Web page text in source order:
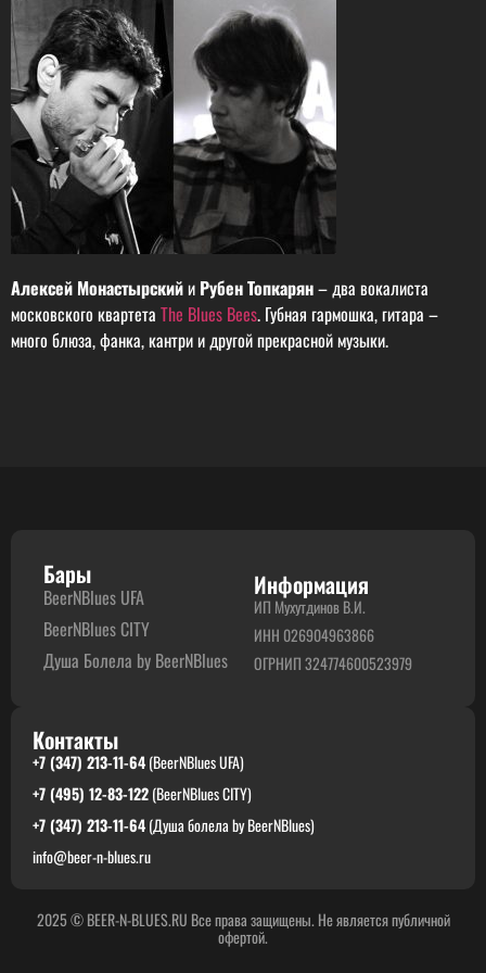
Алексей Монастырскийи Рубен Топкарян– два вокалиста
московского квартета The Blues Bees. Губная гармошка, гитара –
много блюза, фанка, кантри и другой прекрасной музыки.
Бары
BeerNBlues UFA
BeerNBlues CITY
Душа Болела by BeerNBlues
Информация
ИП Мухутдинов В.И.
ИНН 026904963866
ОГРНИП 324774600523979
Контакты
+7 (347) 213-11-64(BeerNBlues UFA)
+7 (495) 12-83-122(BeerNBlues CITY)
+7 (347) 213-11-64(Душа болела by BeerNBlues)
info@beer-n-blues.ru
2025 © BEER-N-BLUES.RU Все права защищены. Не является публичной
офертой.